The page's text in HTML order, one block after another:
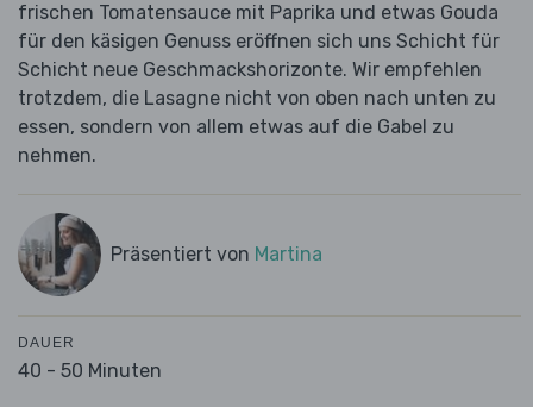
frischen Tomatensauce mit Paprika und etwas Gouda
für den käsigen Genuss eröffnen sich uns Schicht für
Schicht neue Geschmackshorizonte. Wir empfehlen
trotzdem, die Lasagne nicht von oben nach unten zu
essen, sondern von allem etwas auf die Gabel zu
nehmen.
Präsentiert von Martina
DAUER
40 - 50 Minuten